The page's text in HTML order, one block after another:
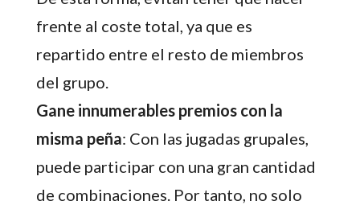
frente al coste total, ya que es
repartido entre el resto de miembros
del grupo.
Gane innumerables premios con la
misma peña: Con las jugadas grupales,
puede participar con una gran cantidad
de combinaciones. Por tanto, no solo